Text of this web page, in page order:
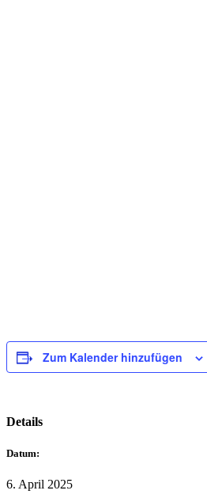
Zum Kalender hinzufügen
Details
Datum:
6. April 2025